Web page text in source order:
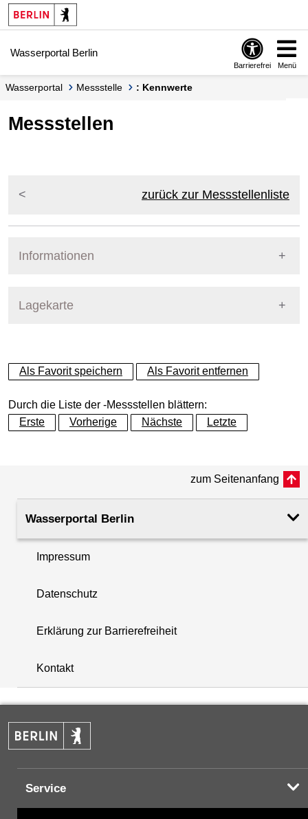
Springe zur Navigation
Springe zum Inhalt
Wasserportal Berlin
Barrierefrei Menü
Wasserportal Messstelle : Kennwerte
Messstellen
zurück zur Messstellenliste
Informationen
Lagekarte
+
−
+
−
Als Favorit speichern Als Favorit entfernen
Durch die Liste der -Messstellen blättern:
Erste
Vorherige Nächste Letzte
zum Seitenanfang
Wasserportal Berlin
Impressum
Datenschutz
Erklärung zur Barrierefreiheit
Kontakt
Service